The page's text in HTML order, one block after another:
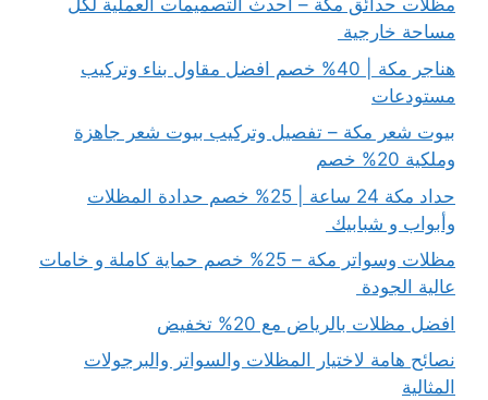
مظلات حدائق مكة – احدث التصميمات العملية لكل
مساحة خارجية
هناجر مكة | 40% خصم افضل مقاول بناء وتركيب
مستودعات
بيوت شعر مكة – تفصيل وتركيب بيوت شعر جاهزة
وملكية 20% خصم
حداد مكة 24 ساعة | 25% خصم حدادة المظلات
وأبواب و شبابيك
مظلات وسواتر مكة – 25% خصم حماية كاملة و خامات
عالية الجودة
افضل مظلات بالرياض مع 20% تخفيض
نصائح هامة لاختيار المظلات والسواتر والبرجولات
المثالية